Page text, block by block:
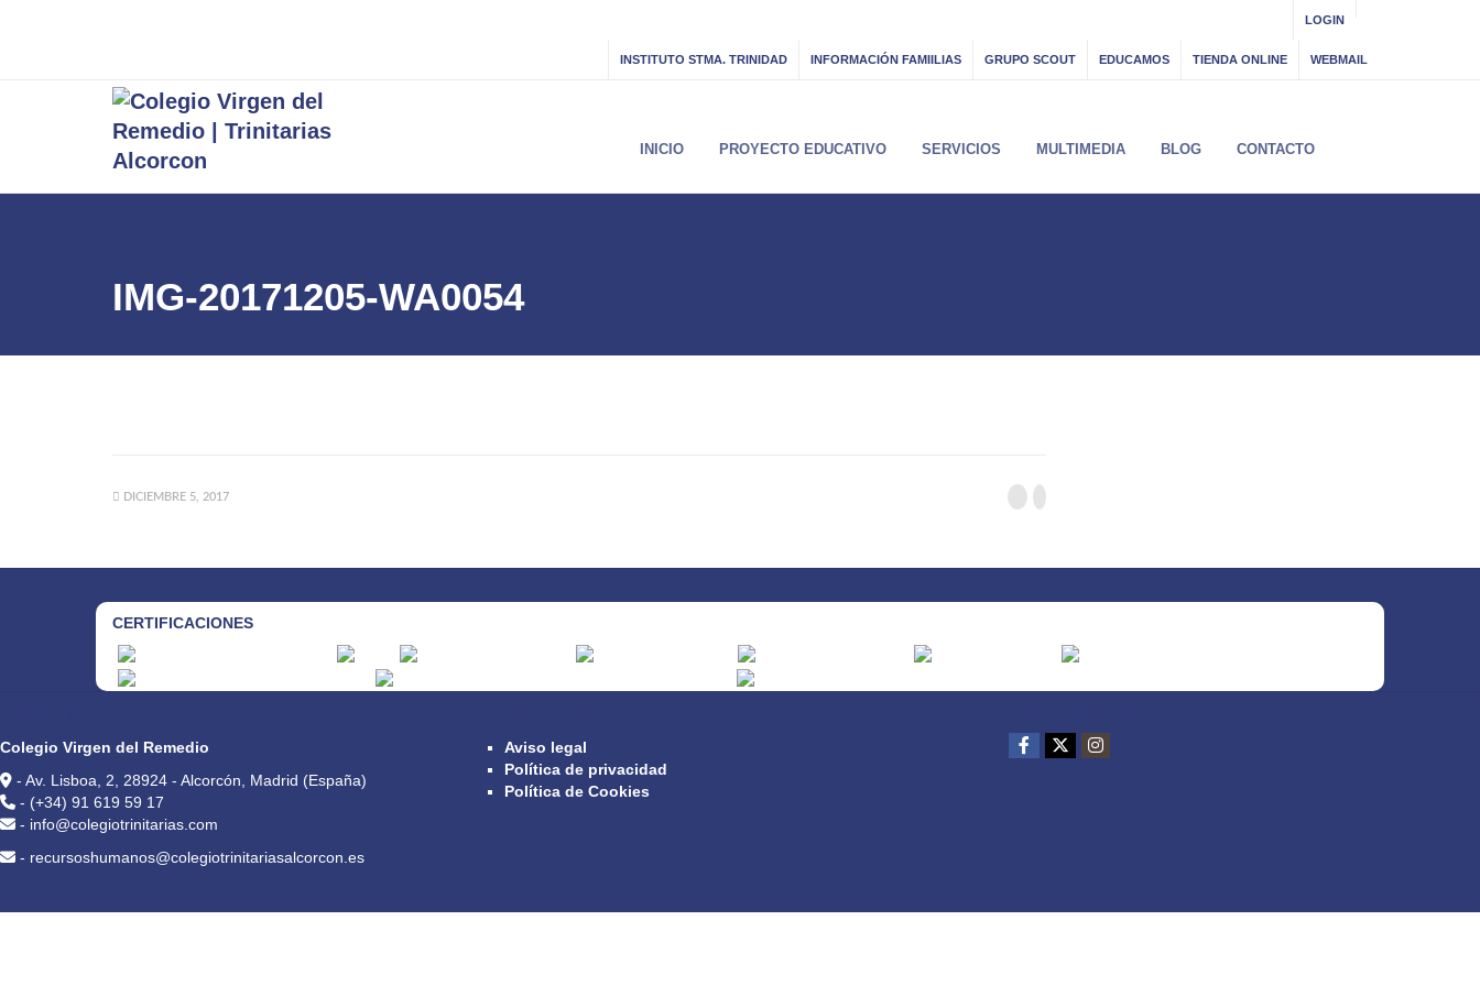
LOGIN
INSTITUTO STMA. TRINIDAD INFORMACIÓN FAMIILIAS GRUPO SCOUT EDUCAMOS TIENDA ONLINE WEBMAIL
INICIO PROYECTO EDUCATIVO SERVICIOS MULTIMEDIA BLOG CONTACTO
IMG-20171205-WA0054
DICIEMBRE 5, 2017
CERTIFICACIONES
Colegio Virgen del Remedio
- Av. Lisboa, 2, 28924 - Alcorcón, Madrid (España)
- (+34) 91 619 59 17
- info@colegiotrinitarias.com
- recursoshumanos@colegiotrinitariasalcorcon.es
Aviso legal
Política de privacidad
Política de Cookies